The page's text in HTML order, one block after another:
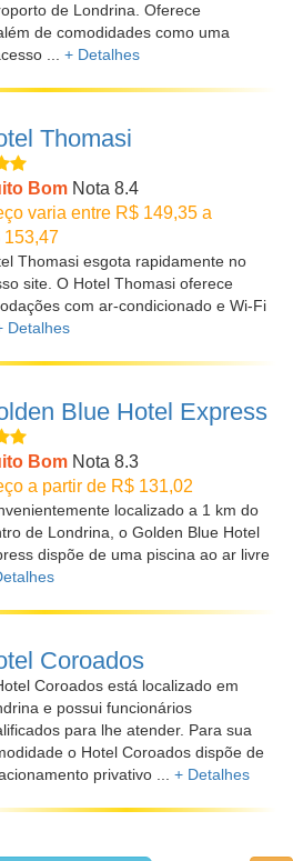
de Londrina. Oferece
de comodidades como uma
... + Detalhes
Thomasi
Bom Nota 8.4
varia entre R$ 149,35 a
153,47
Thomasi esgota rapidamente no
site. O Hotel Thomasi oferece
com ar-condicionado e Wi-Fi
Detalhes
Blue Hotel Express
Bom Nota 8.3
a partir de R$ 131,02
localizado a 1 km do
de Londrina, o Golden Blue Hotel
dispõe de uma piscina ao ar livre
Coroados
Coroados está localizado em
e possui funcionários
para lhe atender. Para sua
o Hotel Coroados dispõe de
privativo ... + Detalhes